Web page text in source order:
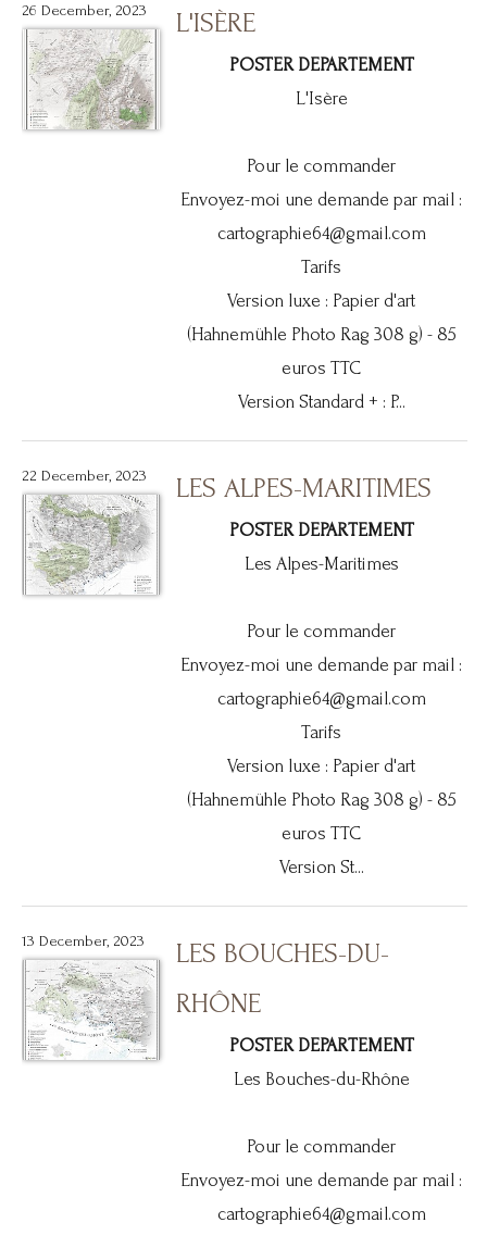
26 December, 2023 L'ISÈRE
POSTER DEPARTEMENT
L'Isère
Pour le commander
Envoyez-moi une demande par mail :
cartographie64@gmail.com
Tarifs
Version luxe : Papier d'art
(Hahnemühle Photo Rag 308 g) - 85
euros TTC
Version Standard + : P...
22 December, 2023 LES ALPES-MARITIMES
POSTER DEPARTEMENT
Les Alpes-Maritimes
Pour le commander
Envoyez-moi une demande par mail :
cartographie64@gmail.com
Tarifs
Version luxe : Papier d'art
(Hahnemühle Photo Rag 308 g) - 85
euros TTC
Version St...
13 December, 2023
LES BOUCHES-DU-
RHÔNE
POSTER DEPARTEMENT
Les Bouches-du-Rhône
Pour le commander
Envoyez-moi une demande par mail :
cartographie64@gmail.com